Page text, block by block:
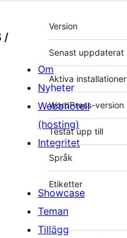
/
Meta
Version
Senast uppdaterat
Aktiva installationer
WordPress-version
Testat upp till
Språk
Etiketter
Om
Nyheter
Webbhotell
(hosting)
Integritet
Showcase
Teman
Tillägg